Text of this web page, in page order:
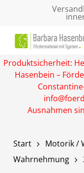
content
Produktsicherheit:
Hasenbein –
Ausnahmen
Start Motorik /
Wahrnehmung